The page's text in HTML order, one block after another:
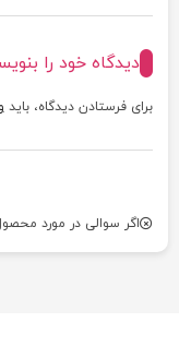
دیدگاه خود را
برای فرستادن دیدگاه، باید
اگر سوالی در مورد